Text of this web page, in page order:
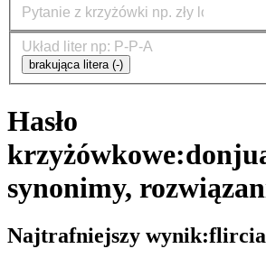
brakująca litera (-)
Hasło
krzyżówkowe:
synonimy,
Najtrafniejszy wynik: